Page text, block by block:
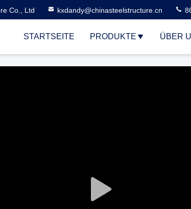
Co., Ltd kxdandy@chinasteelstructure.cn
STARTSEITE PRODUKTE ÜBER
Play